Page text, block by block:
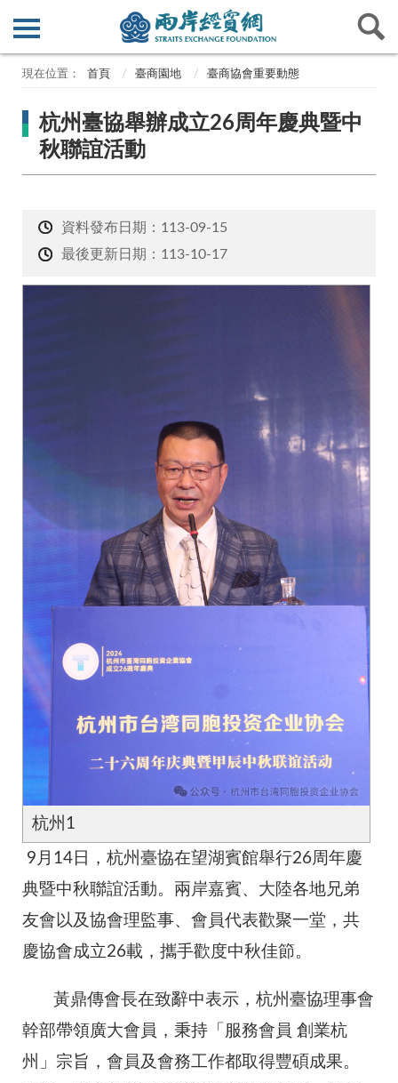
首頁 臺商園地 臺商協會重要動態
杭州臺協舉辦成立26周年慶典暨中
秋聯誼活動
資料發布日期：113-09-15
最後更新日期：113-10-17
杭州1
9月14日，杭州臺協在望湖賓館舉行26周年慶
典暨中秋聯誼活動。兩岸嘉賓、大陸各地兄弟
友會以及協會理監事、會員代表歡聚一堂，共
慶協會成立26載，攜手歡度中秋佳節。
黃鼎傳會長在致辭中表示，杭州臺協理事會
幹部帶領廣大會員，秉持「服務會員 創業杭
州」宗旨，會員及會務工作都取得豐碩成果。